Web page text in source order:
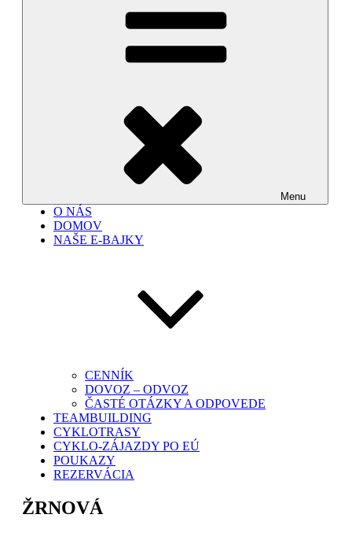
Menu
O NÁS
DOMOV
NAŠE E-BAJKY
CENNÍK
DOVOZ – ODVOZ
ČASTÉ OTÁZKY A ODPOVEDE
TEAMBUILDING
CYKLOTRASY
CYKLO-ZÁJAZDY PO EÚ
POUKAZY
REZERVÁCIA
ŽRNOVÁ